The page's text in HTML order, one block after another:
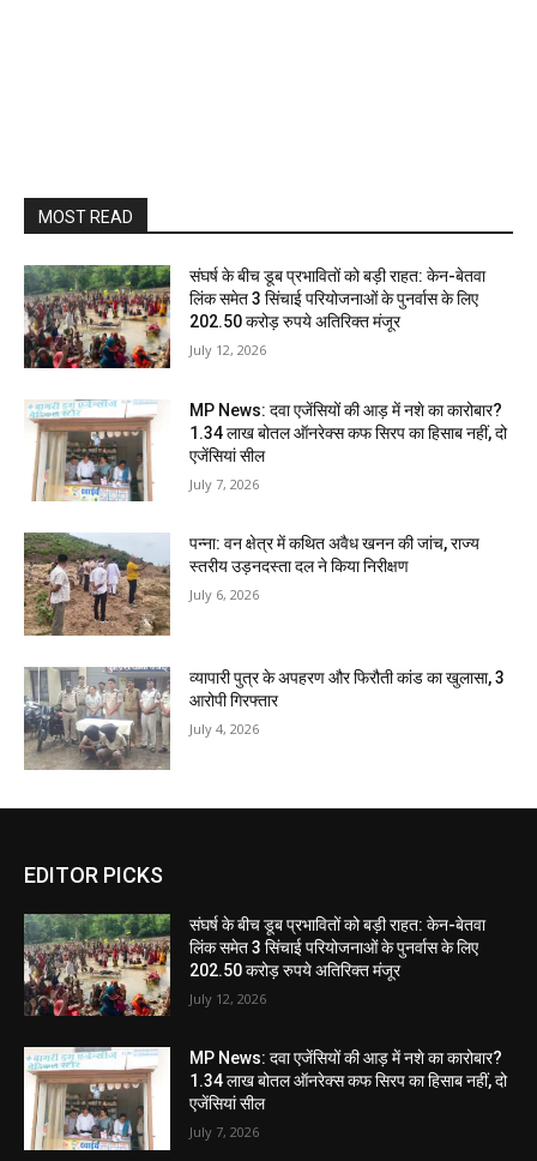
MOST READ
संघर्ष के बीच डूब प्रभावितों को बड़ी राहत: केन-बेतवा
लिंक समेत 3 सिंचाई परियोजनाओं के पुनर्वास के लिए
202.50 करोड़ रुपये अतिरिक्त मंजूर
July 12, 2026
MP News: दवा एजेंसियों की आड़ में नशे का कारोबार?
1.34 लाख बोतल ऑनरेक्स कफ सिरप का हिसाब नहीं, दो
एजेंसियां सील
July 7, 2026
पन्ना: वन क्षेत्र में कथित अवैध खनन की जांच, राज्य
स्तरीय उड़नदस्ता दल ने किया निरीक्षण
July 6, 2026
व्यापारी पुत्र के अपहरण और फिरौती कांड का खुलासा, 3
आरोपी गिरफ्तार
July 4, 2026
EDITOR PICKS
संघर्ष के बीच डूब प्रभावितों को बड़ी राहत: केन-बेतवा
लिंक समेत 3 सिंचाई परियोजनाओं के पुनर्वास के लिए
202.50 करोड़ रुपये अतिरिक्त मंजूर
July 12, 2026
MP News: दवा एजेंसियों की आड़ में नशे का कारोबार?
1.34 लाख बोतल ऑनरेक्स कफ सिरप का हिसाब नहीं, दो
एजेंसियां सील
July 7, 2026